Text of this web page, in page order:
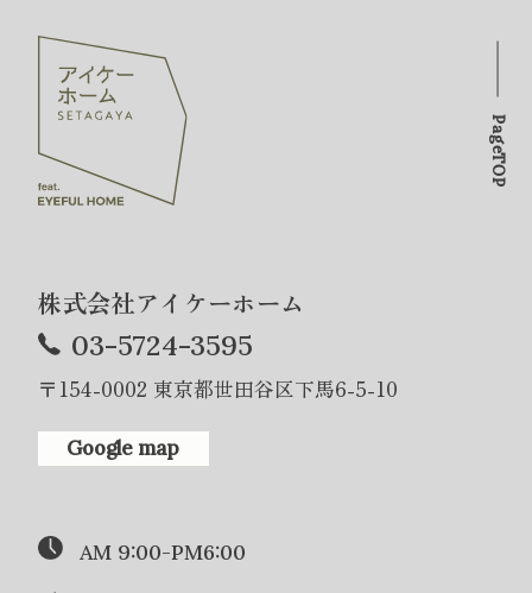
株式会社アイケーホーム
03-5724-3595
〒154-0002 東京都世田谷区下馬6-5-10
Google map
AM 9:00-PM6:00
PageTOP